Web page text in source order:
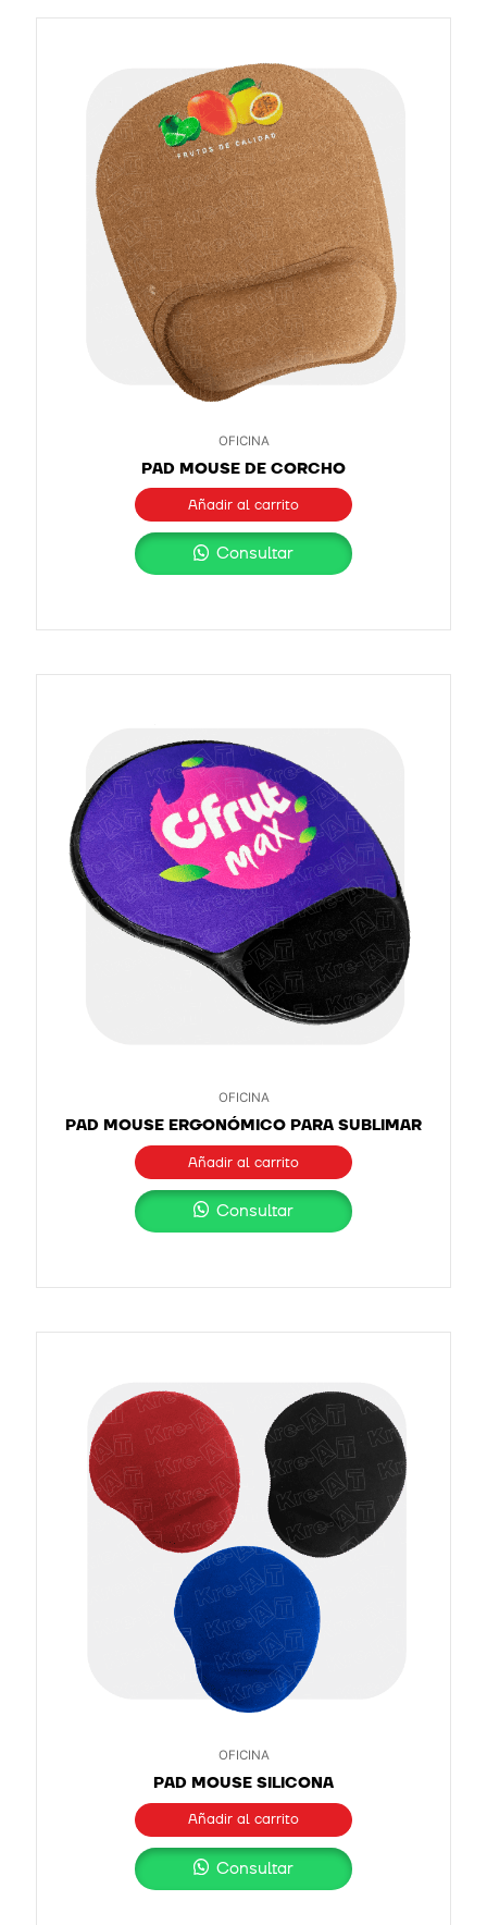
OFICINA
PAD MOUSE DE CORCHO
Añadir al carrito
Consultar
OFICINA
PAD MOUSE ERGONÓMICO PARA SUBLIMAR
Añadir al carrito
Consultar
OFICINA
PAD MOUSE SILICONA
Añadir al carrito
Consultar